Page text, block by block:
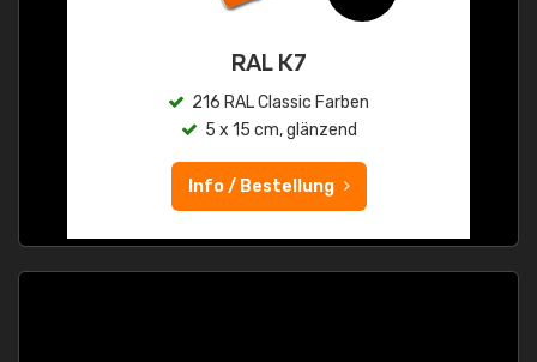
RAL K7
216 RAL Classic Farben
5 x 15 cm, glänzend
Info / Bestellung